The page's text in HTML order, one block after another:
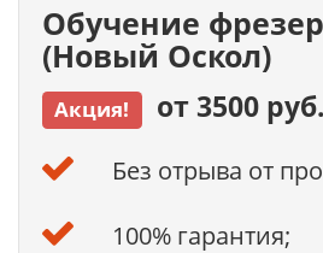
Обучение
(Новый Оскол)
Акция! от 3500 руб.
Без отрыва от
100% гарантия;